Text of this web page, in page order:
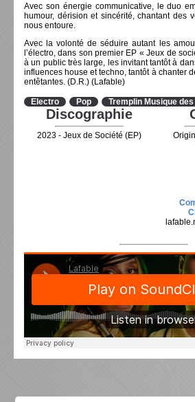
Avec son énergie communicative, le duo
humour, dérision et sincérité, chantant des
nous entoure.
Avec la volonté de séduire autant les
l’électro, dans son premier EP « Jeux de
à un public très large, les invitant tantôt à
influences house et techno, tantôt à chanter
entêtantes. (D.R.) (Lafable)
Electro Pop Tremplin Musique
Discographie
2023 - Jeux de Société (EP)